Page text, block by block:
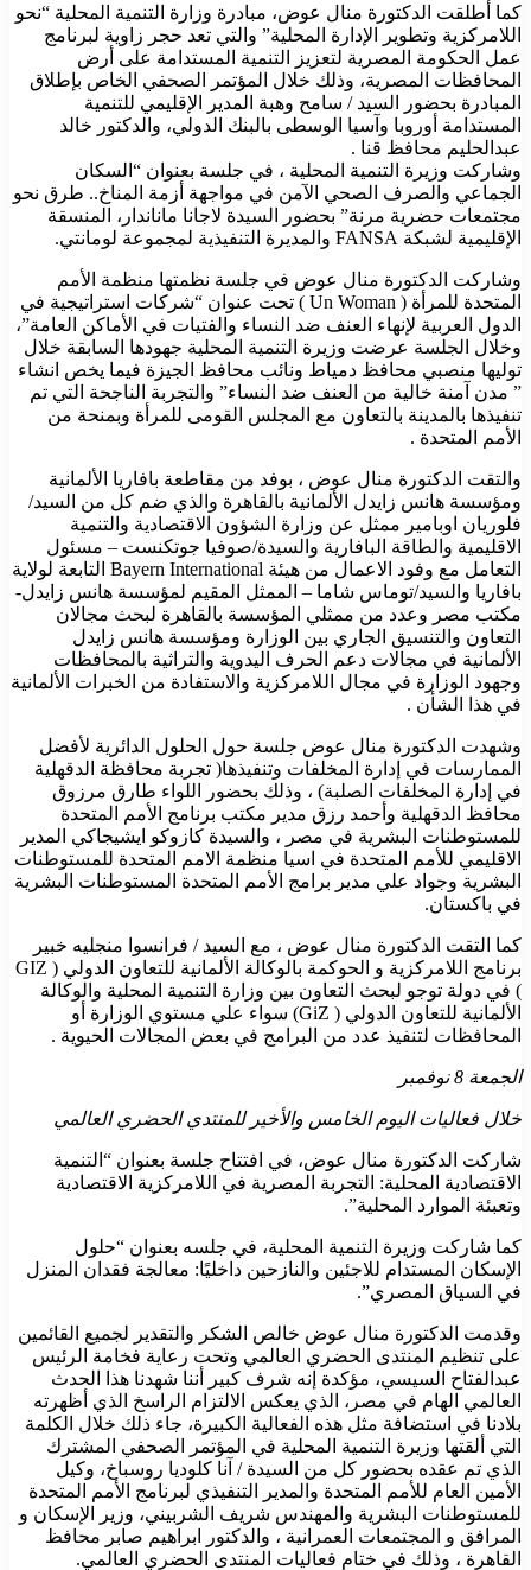
كما أطلقت الدكتورة منال عوض، مبادرة وزارة التنمية المحلية “نحو
اللامركزية وتطوير الإدارة المحلية” والتي تعد حجر زاوية لبرنامج
عمل الحكومة المصرية لتعزيز التنمية المستدامة على أرض
المحافظات المصرية، وذلك خلال المؤتمر الصحفي الخاص بإطلاق
المبادرة بحضور السيد / سامح وهبة المدير الإقليمي للتنمية
المستدامة أوروبا وآسيا الوسطى بالبنك الدولي، والدكتور خالد
عبدالحليم محافظ قنا .
وشاركت وزيرة التنمية المحلية ، في جلسة بعنوان “السكان
الجماعي والصرف الصحي الآمن في مواجهة أزمة المناخ.. طرق نحو
مجتمعات حضرية مرنة” بحضور السيدة لاجانا ماناندار، المنسقة
الإقليمية لشبكة FANSA والمديرة التنفيذية لمجموعة لومانتي.
وشاركت الدكتورة منال عوض في جلسة نظمتها منظمة الأمم
المتحدة للمرأة ( Un Woman ) تحت عنوان “شركات استراتيجية في
الدول العربية لإنهاء العنف ضد النساء والفتيات في الأماكن العامة”،
وخلال الجلسة عرضت وزيرة التنمية المحلية جهودها السابقة خلال
توليها منصبي محافظ دمياط ونائب محافظ الجيزة فيما يخص انشاء
” مدن آمنة خالية من العنف ضد النساء” والتجربة الناجحة التي تم
تنفيذها بالمدينة بالتعاون مع المجلس القومى للمرأة وبمنحة من
الأمم المتحدة .
والتقت الدكتورة منال عوض ، بوفد من مقاطعة بافاريا الألمانية
ومؤسسة هانس زايدل الألمانية بالقاهرة والذي ضم كل من السيد/
فلوريان اوبامير ممثل عن وزارة الشؤون الاقتصادية والتنمية
الاقليمية والطاقة البافارية والسيدة/صوفيا جوتكنست – مسئول
التعامل مع وفود الاعمال من هيئة Bayern International التابعة لولاية
بافاريا والسيد/توماس شاما – الممثل المقيم لمؤسسة هانس زايدل-
مكتب مصر وعدد من ممثلي المؤسسة بالقاهرة لبحث مجالان
التعاون والتنسيق الجاري بين الوزارة ومؤسسة هانس زايدل
الألمانية في مجالات دعم الحرف اليدوية والتراثية بالمحافظات
وجهود الوزارة في مجال اللامركزية والاستفادة من الخبرات الألمانية
في هذا الشأن .
وشهدت الدكتورة منال عوض جلسة حول الحلول الدائرية لأفضل
الممارسات في إدارة المخلفات وتنفيذها( تجربة محافظة الدقهلية
في إدارة المخلفات الصلبة) ، وذلك بحضور اللواء طارق مرزوق
محافظ الدقهلية وأحمد رزق مدير مكتب برنامج الأمم المتحدة
للمستوطنات البشرية في مصر ، والسيدة كازوكو ايشيجاكي المدير
الاقليمي للأمم المتحدة في اسيا منظمة الامم المتحدة للمستوطنات
البشرية وجواد علي مدير برامج الأمم المتحدة المستوطنات البشرية
في باكستان.
كما التقت الدكتورة منال عوض ، مع السيد / فرانسوا منجليه خبير
برنامج اللامركزية و الحوكمة بالوكالة الألمانية للتعاون الدولي ( GIZ
) في دولة توجو لبحث التعاون بين وزارة التنمية المحلية والوكالة
الألمانية للتعاون الدولي ( GiZ) سواء علي مستوي الوزارة أو
المحافظات لتنفيذ عدد من البرامج في بعض المجالات الحيوية .
الجمعة 8 نوفمبر
خلال فعاليات اليوم الخامس والأخير للمنتدي الحضري العالمي
شاركت الدكتورة منال عوض، في افتتاح جلسة بعنوان “التنمية
الاقتصادية المحلية: التجربة المصرية في اللامركزية الاقتصادية
وتعبئة الموارد المحلية”.
كما شاركت وزيرة التنمية المحلية، في جلسه بعنوان “حلول
الإسكان المستدام للاجئين والنازحين داخليًا: معالجة فقدان المنزل
في السياق المصري”.
وقدمت الدكتورة منال عوض خالص الشكر والتقدير لجميع القائمين
على تنظيم المنتدى الحضري العالمي وتحت رعاية فخامة الرئيس
عبدالفتاح السيسي، مؤكدة إنه شرف كبير أننا شهدنا هذا الحدث
العالمي الهام في مصر، الذي يعكس الالتزام الراسخ الذي أظهرته
بلادنا في استضافة مثل هذه الفعالية الكبيرة، جاء ذلك خلال الكلمة
التي ألقتها وزيرة التنمية المحلية في المؤتمر الصحفي المشترك
الذي تم عقده بحضور كل من السيدة / آنا كلوديا روسباخ، وكيل
الأمين العام للأمم المتحدة والمدير التنفيذي لبرنامج الأمم المتحدة
للمستوطنات البشرية والمهندس شريف الشربيني، وزير الإسكان و
المرافق و المجتمعات العمرانية ، والدكتور ابراهيم صابر محافظ
القاهرة ، وذلك في ختام فعاليات المنتدى الحضري العالمي.